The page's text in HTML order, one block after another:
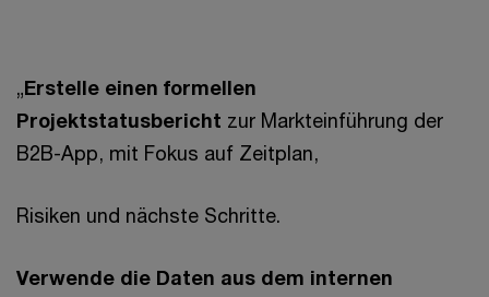
„Erstelle einen formellen
Projektstatusbericht zur Markteinführung der
B2B-App, mit Fokus auf Zeitplan,
Risiken und nächste Schritte.
Verwende die Daten aus dem internen